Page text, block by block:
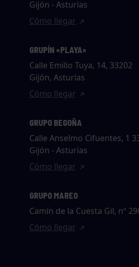
Gijón - Asturias
Cómo llegar
GRUPÍN «PLAYA»
Calle Emilio Tuya, 14, 33202
Gijón, Asturias
Cómo llegar
GRUPO BEGOÑA
Calle Anselmo Cifuentes, 1
Gijón - Asturias
Cómo llegar
GRUPO MAREO
Camín de la Cuesta Gil, nº
Cómo llegar